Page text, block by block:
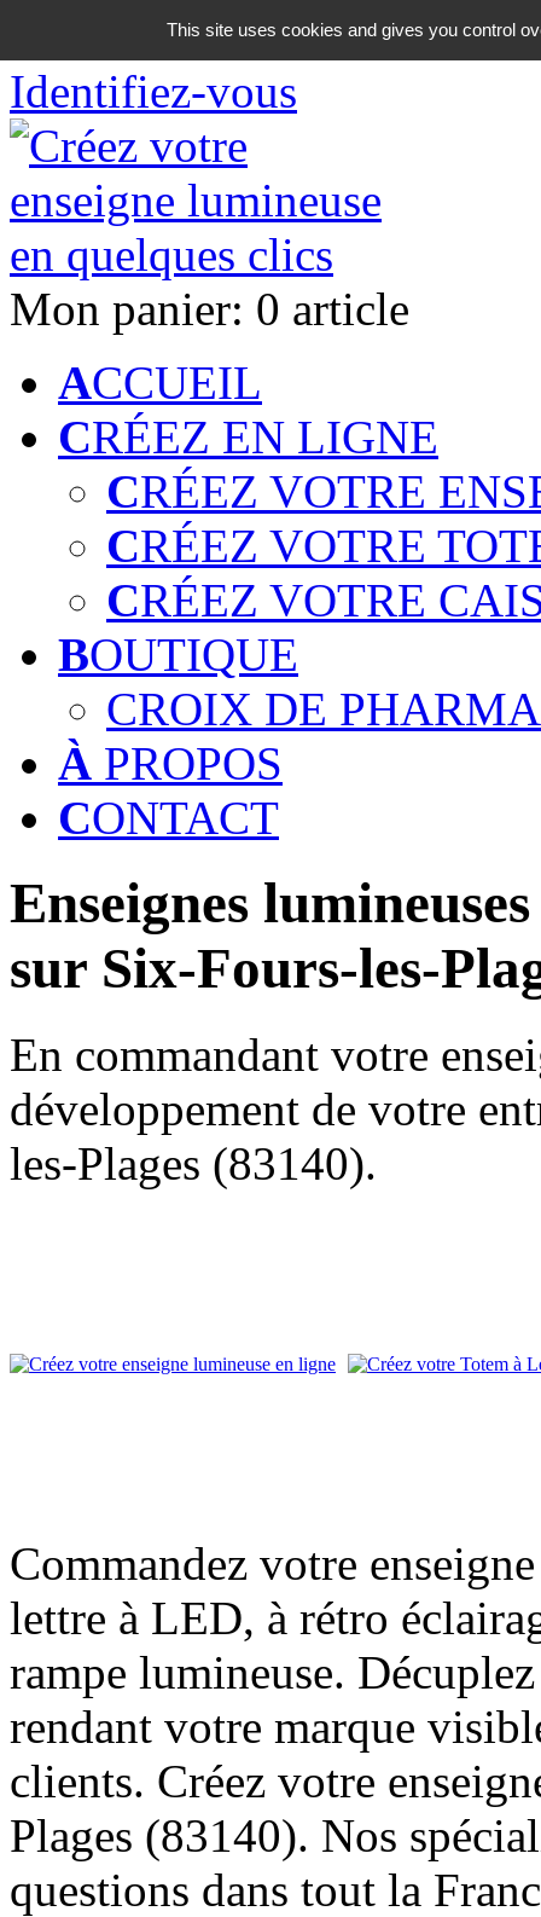
06 18 42 08 59
Identifiez-vous
Mon panier: 0 article
ACCUEIL
CRÉEZ EN LIGNE
CRÉEZ VOTRE
CRÉEZ VOTRE
CRÉEZ VOTRE
BOUTIQUE
CROIX DE
À PROPOS
CONTACT
Enseignes
sur Six-Fours-les-
En commandant votre
développement de votre
les-Plages (83140).
Commandez votre
lettre à LED, à rétro
rampe lumineuse.
rendant votre marque
clients. Créez votre
Plages (83140). Nos
questions dans tout la
This site uses cookies and gives you control